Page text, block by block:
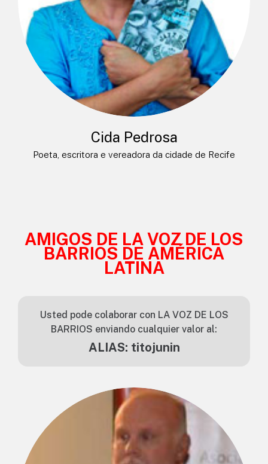
Cida Pedrosa
Poeta, escritora e vereadora da cidade de Recife
AMIGOS DE LA VOZ DE LOS
BARRIOS DE AMÉRICA
LATINA
Usted pode colaborar con LA VOZ DE LOS
BARRIOS enviando cualquier valor al:
ALIAS: titojunin